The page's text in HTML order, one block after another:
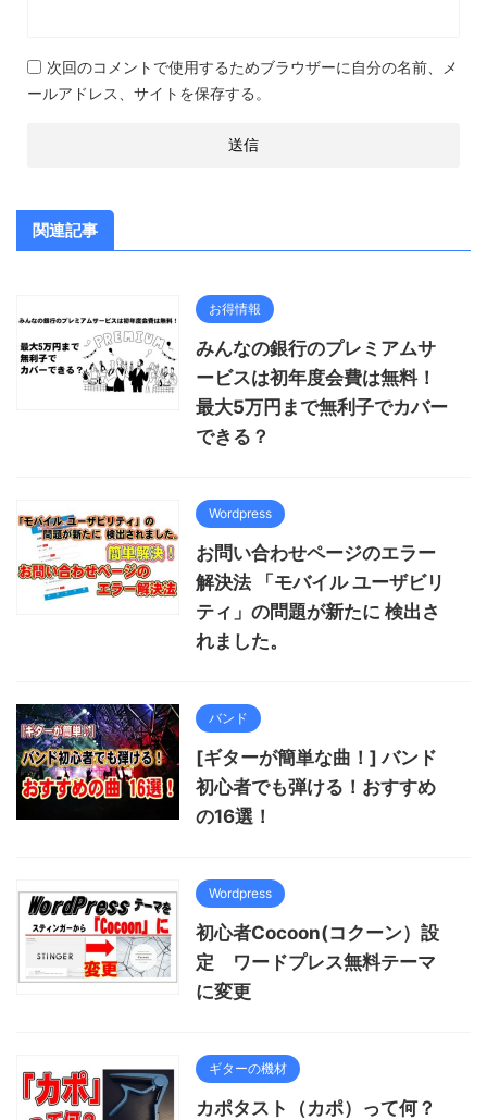
次回のコメントで使用するためブラウザーに自分の名前、メ
ールアドレス、サイトを保存する。
関連記事
お得情報
みんなの銀行のプレミアムサ
ービスは初年度会費は無料！
最大5万円まで無利子でカバー
できる？
Wordpress
お問い合わせページのエラー
解決法 「モバイル ユーザビリ
ティ」の問題が新たに 検出さ
れました。
バンド
[ギターが簡単な曲！] バンド
初心者でも弾ける！おすすめ
の16選！
Wordpress
初心者Cocoon(コクーン）設
定 ワードプレス無料テーマ
に変更
ギターの機材
カポタスト（カポ）って何？